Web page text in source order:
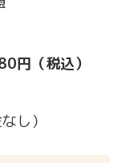
円（税込）
し）